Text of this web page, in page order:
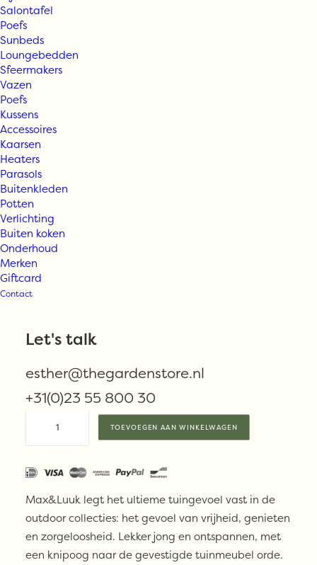
Salontafel
Poefs
Sunbeds
Loungebedden
Sfeermakers
Vazen
Poefs
Kussens
Accessoires
Kaarsen
Heaters
Parasols
Buitenkleden
Potten
Verlichting
Buiten koken
Onderhoud
Merken
Giftcard
Contact
Let's talk
esther@thegardenstore.nl
+31(0)23 55 800 30
Max & Luuk
MICK coffee
table
€1.098,00
Beschikbaar via nabestelling
MICK
table
aantal
TOEVOEGEN AAN WINKELWAGEN
Max&Luuk legt het ultieme tuingevoel vast in de
outdoor collecties: het gevoel van vrijheid, genieten
en zorgeloosheid. Lekker jong en ontspannen, met
een knipoog naar de gevestigde tuinmeubel orde.